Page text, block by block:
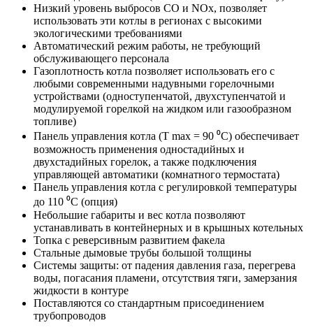
Низкий уровень выбросов СО и NОx, позволяет
использовать эти котлы в регионах с высокими
экологическими требованиями
Автоматический режим работы, не требующий
обслуживающего персонала
Газоплотность котла позволяет использовать его с
любыми современными надувными горелочными
устройствами (одноступенчатой, двухступенчатой и
модулируемой горелкой на жидком или газообразном
топливе)
Панель управления котла (T max = 90 ⁰C) обеспечивает
возможность применения одностадийных и
двухстадийных горелок, а также подключения
управляющей автоматики (комнатного термостата)
Панель управления котла с регулировкой температуры
до 110 ⁰C (опция)
Небольшие габариты и вес котла позволяют
устанавливать в контейнерных и в крышных котельных
Топка с реверсивным развитием факела
Стальные дымовые трубы большой толщины
Системы защиты: от падения давления газа, перегрева
воды, погасания пламени, отсутствия тяги, замерзания
жидкости в контуре
Поставляются со стандартным присоединением
трубопроводов